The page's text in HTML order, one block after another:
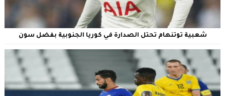
شعبية توتنهام تحتل الصدارة في كوريا الجنوبية بفضل سون